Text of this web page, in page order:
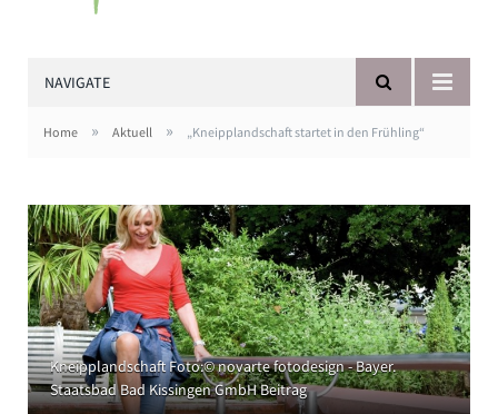
NAVIGATE
Home » Aktuell » „Kneipplandschaft startet in den Frühling“
Kneipplandschaft Foto:© novarte fotodesign - Bayer.
Staatsbad Bad Kissingen GmbH Beitrag